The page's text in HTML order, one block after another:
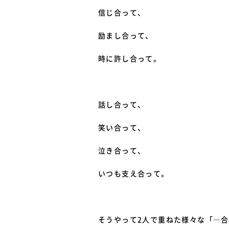
信じ合って、
励まし合って、
時に許し合って。
話し合って、
笑い合って、
泣き合って、
いつも支え合って。
そうやって2人で重ねた様々な「―